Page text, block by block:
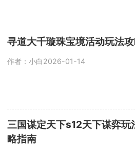
寻道大千璇珠宝境活动玩法
作者：小白2026-01-14
三国谋定天下s12天下谋弈玩
略指南